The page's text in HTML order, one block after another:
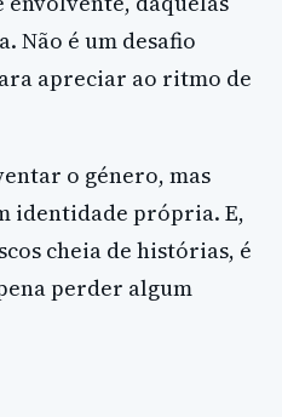
Não é um desafio
apreciar ao ritmo de
o género, mas
identidade própria. E,
cheia de histórias, é
perder algum